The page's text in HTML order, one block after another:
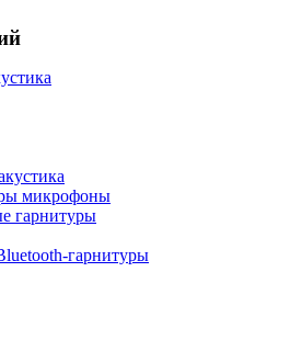
микрофоны
гарнитуры
гарнитуры